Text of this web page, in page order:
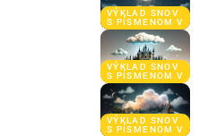
VÝKLAD SNOV
S PÍSMENOM V
VÝKLAD SNOV
S PÍSMENOM V
VÝKLAD SNOV
S PÍSMENOM V